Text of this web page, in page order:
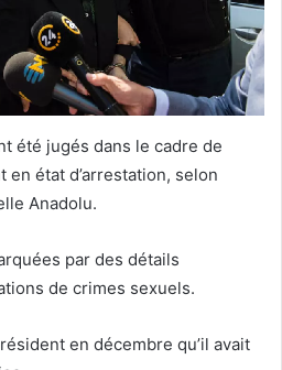
été jugés dans le cadre de
état d’arrestation, selon
Anadolu.
par des détails
de crimes sexuels.
en décembre qu’il avait